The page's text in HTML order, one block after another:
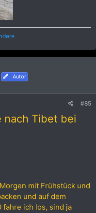
Autor
#85
nach Tibet bei
mit Frühstück und
und auf dem
fahre ich los, sind ja